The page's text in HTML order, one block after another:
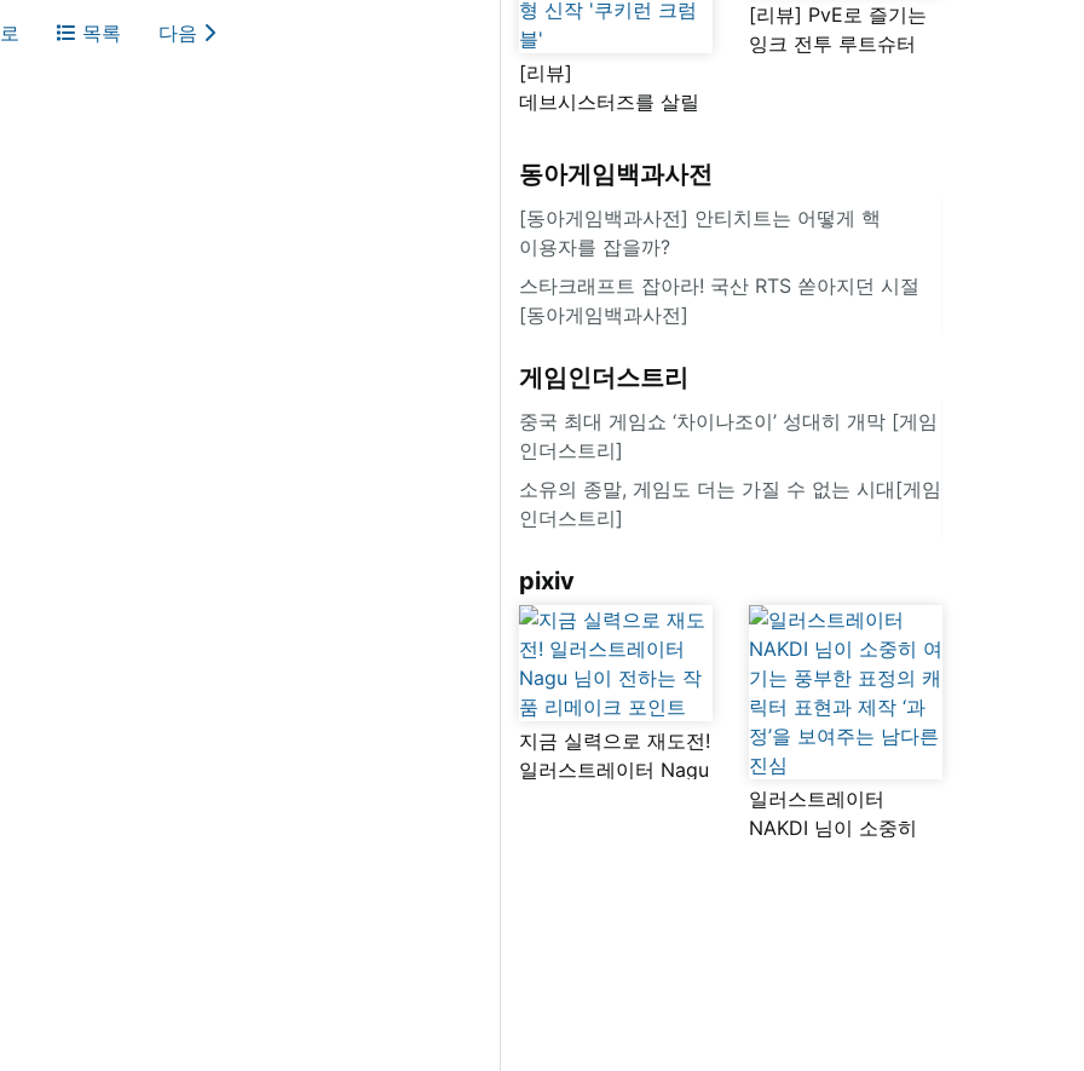
목록 다음
[리뷰]
데브시스터즈를 살릴
쿠키런 방치형 신작
'쿠키런 크럼블'
[리뷰] PvE로 즐기는
잉크 전투 루트슈터
동아게임백과사전
[동아게임백과사전] 안티치트는 어떻게 핵
이용자를 잡을까?
스타크래프트 잡아라! 국산 RTS 쏟아지던 시절
[동아게임백과사전]
게임인더스트리
중국 최대 게임쇼 ‘차이나조이’ 성대히 개막 [게임
인더스트리]
소유의 종말, 게임도 더는 가질 수 없는 시대[게임
인더스트리]
pixiv
지금 실력으로 재도전!
일러스트레이터 Nagu
일러스트레이터
NAKDI 님이 소중히